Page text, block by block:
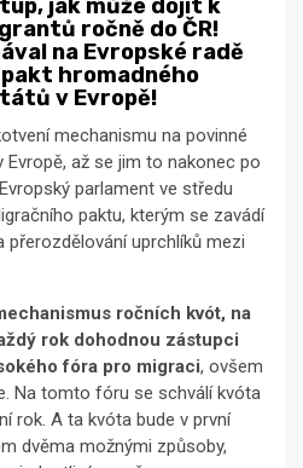
jak může dojít k
ročně do ČR!
na Evropské radě
hromadného
v Evropě!
mechanismu na povinné
až se jim to nakonec po
parlament ve středu
paktu, kterým se zavádí
přerozdělování uprchlíků mezi
ročních kvót, na
rok dohodnou zástupci
fóra pro migraci, ovšem
Na tomto fóru se schválí kvóta
rok. A ta kvóta bude v první
dvěma možnými způsoby,